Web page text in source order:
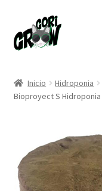
a
la
a
la
Inicio Hidroponia
Bioproyect S Hidroponia